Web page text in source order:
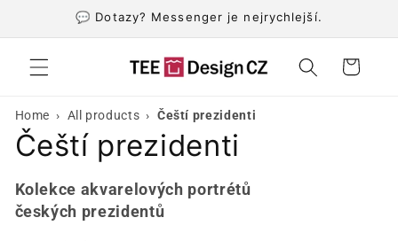
Přejít k💬 Dotazy? Messenger je nejrychlejší.
Košík
Home › All products › Čeští prezidenti
K
o
l
Čeští prezidenti
Kolekce akvarelových portrétů
českých prezidentů